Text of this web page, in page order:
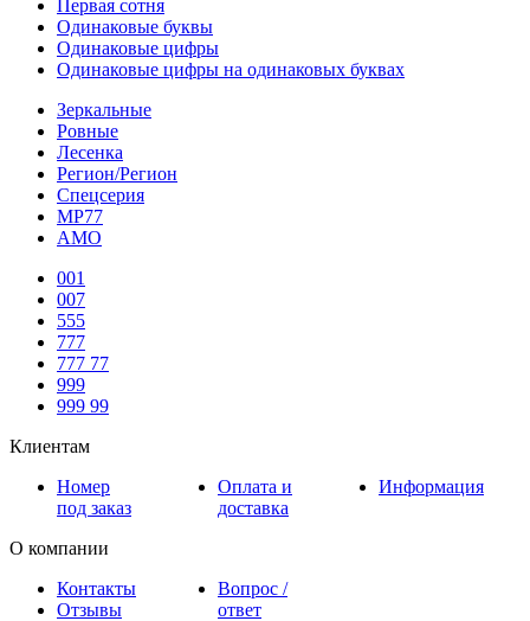
Первая сотня
Одинаковые буквы
Одинаковые цифры
Одинаковые цифры на одинаковых буквах
Зеркальные
Ровные
Лесенка
Регион/Регион
Спецсерия
МР77
АМО
001
007
555
777
777 77
999
999 99
Клиентам
Номер
под заказ
Оплата и
доставка
Информация
О компании
Контакты
Отзывы
Вопрос /
ответ